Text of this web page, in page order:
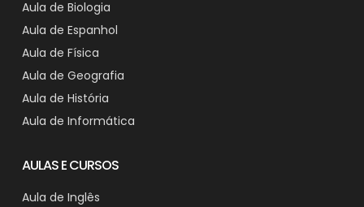
Aula de Biologia
Aula de Espanhol
Aula de Física
Aula de Geografia
Aula de História
Aula de Informática
AULAS E CURSOS
Aula de Inglês